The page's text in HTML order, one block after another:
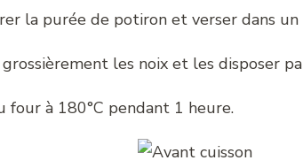
la purée de potiron et verser dans
grossièrement les noix et les disposer
four à 180°C pendant 1 heure.